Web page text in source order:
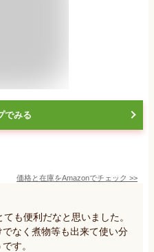
でみる
価格と在庫をAmazonでチェック >>
も便利だなと思いました。
なく煮物等も出来て使い分
す。